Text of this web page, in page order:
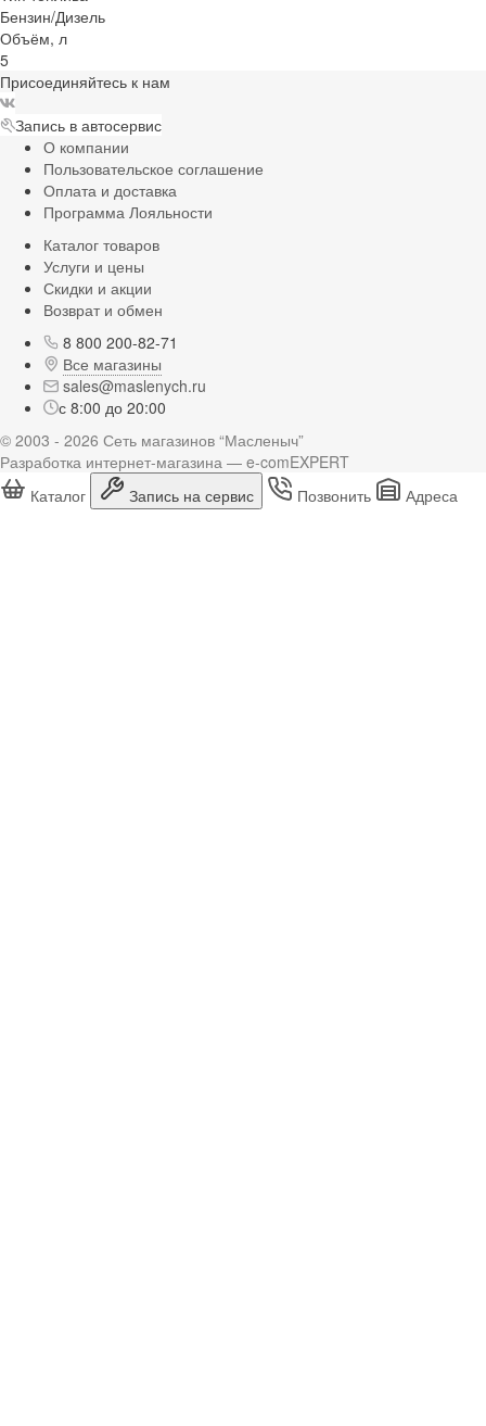
Бензин/Дизель
Объём, л
5
Присоединяйтесь к нам
Запись в автосервис
О компании
Пользовательское соглашение
Оплата и доставка
Программа Лояльности
Каталог товаров
Услуги и цены
Скидки и акции
Возврат и обмен
8 800 200-82-71
Все магазины
sales@maslenych.ru
с 8:00 до 20:00
© 2003 - 2026 Сеть магазинов “Масленыч”
Разработка интернет-магазина — e-comEXPERT
Каталог
Запись на сервис Позвонить Адреса